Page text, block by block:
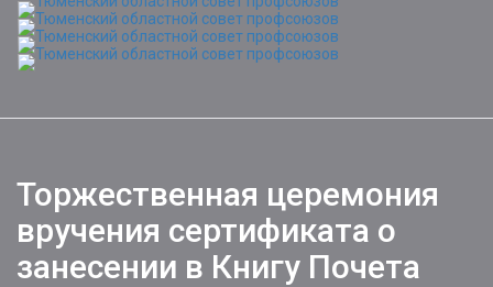
Торжественная церемония
вручения сертификата о
занесении в Книгу Почета